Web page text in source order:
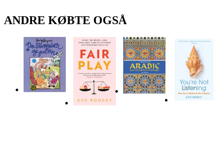
ANDRE KØBTE OGSÅ